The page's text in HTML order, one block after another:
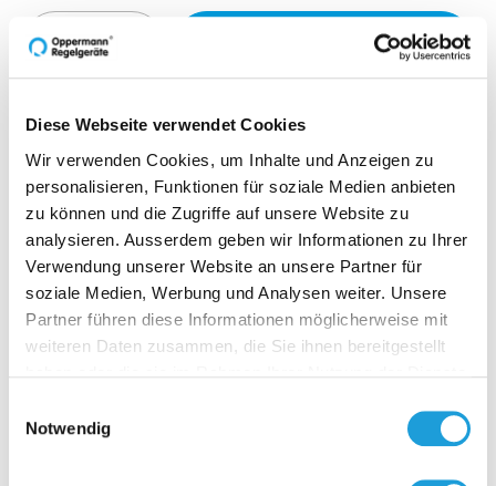
Diese Webseite verwendet Cookies
Wir verwenden Cookies, um Inhalte und Anzeigen zu
personalisieren, Funktionen für soziale Medien anbieten
zu können und die Zugriffe auf unsere Website zu
analysieren. Ausserdem geben wir Informationen zu Ihrer
Verwendung unserer Website an unsere Partner für
soziale Medien, Werbung und Analysen weiter. Unsere
Partner führen diese Informationen möglicherweise mit
weiteren Daten zusammen, die Sie ihnen bereitgestellt
Notwendig
Zur Offertenanfrage
Produktbeschreibung
Technische Daten
Downloads
Einblicke zu 40 Jahren